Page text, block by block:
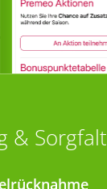
& Sorgfalt